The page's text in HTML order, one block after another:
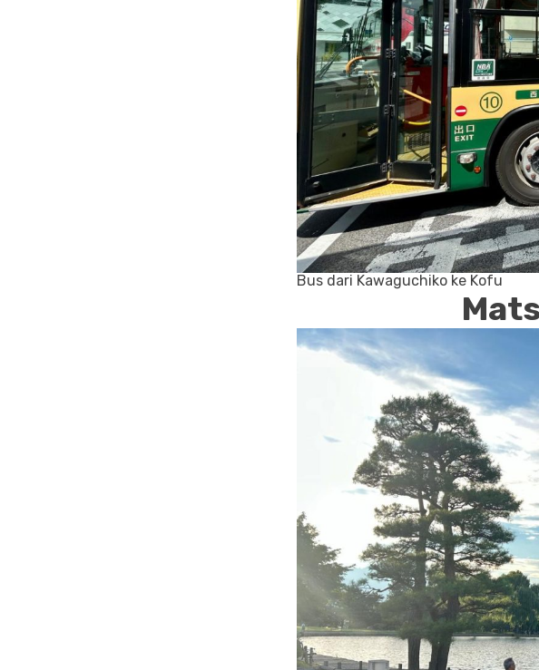
Bus dari Kawaguchiko ke Kofu